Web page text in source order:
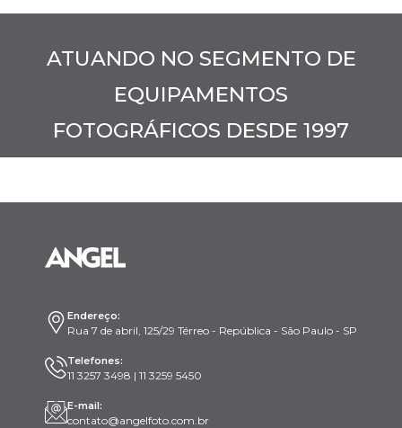
ATUANDO NO SEGMENTO DE
EQUIPAMENTOS
FOTOGRÁFICOS DESDE 1997
Endereço:
Rua 7 de abril, 125/29 Térreo - República - São Paulo - SP
Telefones:
11 3257 3498 | 11 3259 5450
E-mail:
contato@angelfoto.com.br